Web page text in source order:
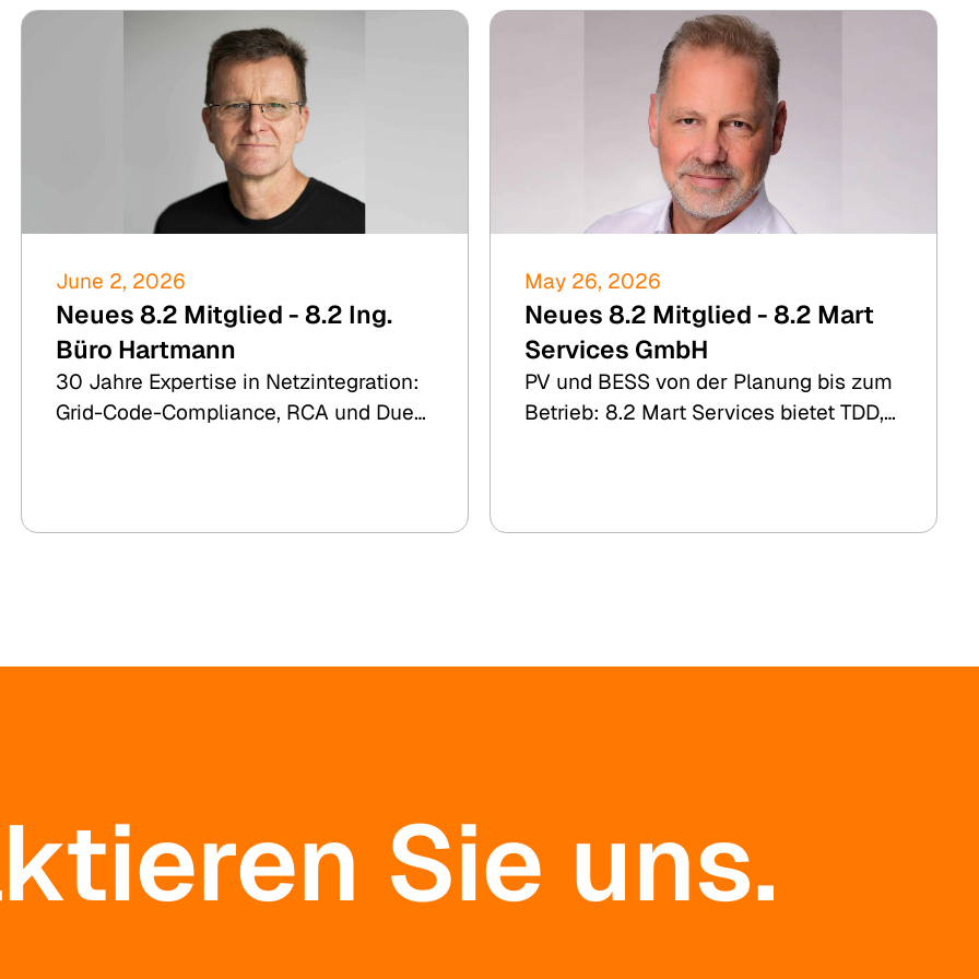
June 2, 2026
Neues 8.2 Mitglied - 8.2 Ing.
Büro Hartmann
30 Jahre Expertise in Netzintegration:
Grid-Code-Compliance, RCA und Due
May 26, 2026
Neues 8.2 Mitglied - 8.2 Mart
Services GmbH
PV und BESS von der Planung bis zum
Betrieb: 8.2 Mart Services bietet TDD,
Sie uns.